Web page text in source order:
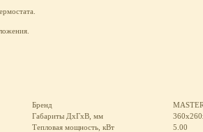
Бренд
MASTER
Габариты ДхГхВ, мм
Тепловая мощность, кВт
5.00